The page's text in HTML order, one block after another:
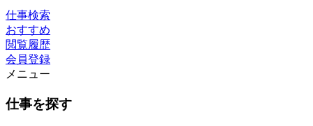
仕事検索
おすすめ
閲覧履歴
会員登録
メニュー
仕事を探す